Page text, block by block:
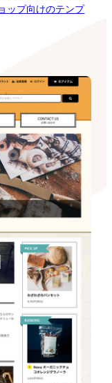
ップ向けのテンプ